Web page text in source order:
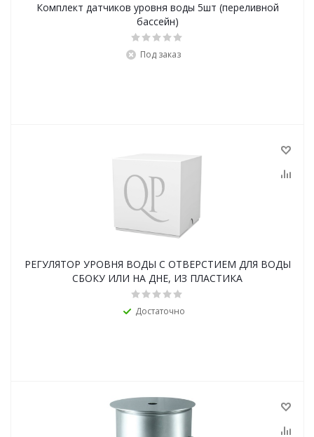
Комплект датчиков уровня воды 5шт (переливной
бассейн)
Под заказ
РЕГУЛЯТОР УРОВНЯ ВОДЫ С ОТВЕРСТИЕМ ДЛЯ ВОДЫ
СБОКУ ИЛИ НА ДНЕ, ИЗ ПЛАСТИКА
Достаточно